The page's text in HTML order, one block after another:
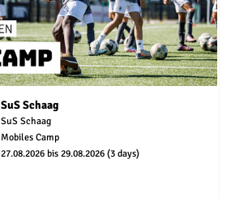
SuS Schaag
SuS Schaag
Mobiles Camp
27.08.2026 bis 29.08.2026 (3 days)